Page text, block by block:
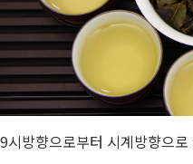
9시방향으로부터 시계방향으